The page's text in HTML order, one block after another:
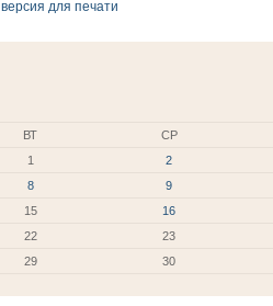
версия для печати
ВТ
СР
1
2
8
9
15
16
22
23
29 30